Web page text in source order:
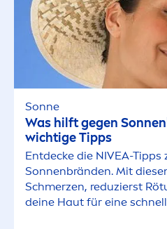
Sonne
Was hilft gegen
wichtige Tipps
Entdecke die NIVEA-Tipps
Sonnenbränden. Mit
Schmerzen, reduzierst
deine Haut für eine